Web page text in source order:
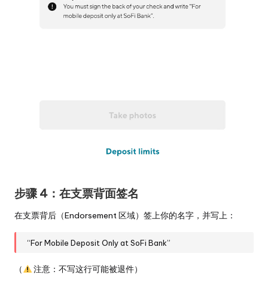
步骤 4：在支票背面签名
在支票背后（Endorsement 区域）签上你的名字，并写上：
“For Mobile Deposit Only at SoFi Bank”
（ 注意：不写这行可能被退件）